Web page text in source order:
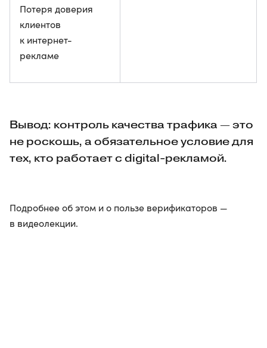
Потеря доверия
клиентов
к интернет-
рекламе
Вывод: контроль качества трафика — это
не роскошь, а обязательное условие для
тех, кто работает с digital-рекламой.
Подробнее об этом и о пользе верификаторов —
в видеолекции.